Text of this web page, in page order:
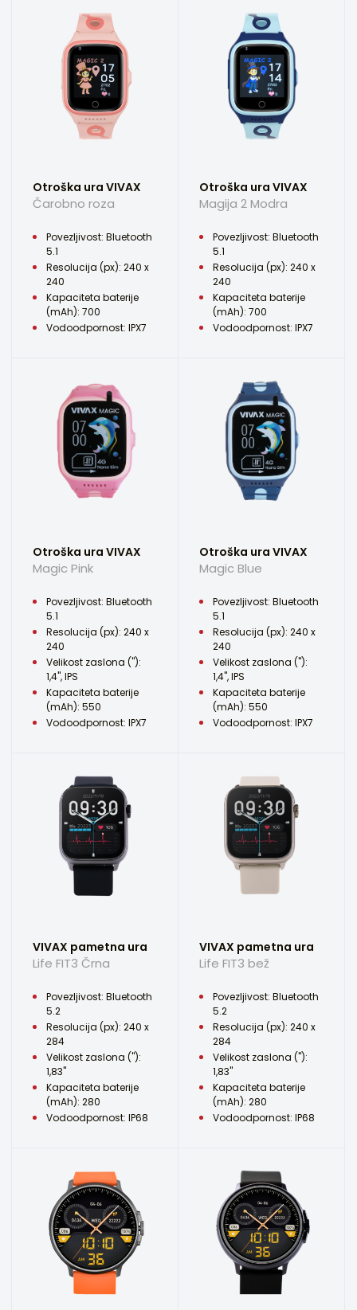
Otroška ura VIVAX
Čarobno roza
Povezljivost: Bluetooth
5.1
Resolucija (px): 240 x
240
Kapaciteta baterije
(mAh): 700
Vodoodpornost: IPX7
Otroška ura VIVAX
Magija 2 Modra
Povezljivost: Bluetooth
5.1
Resolucija (px): 240 x
240
Kapaciteta baterije
(mAh): 700
Vodoodpornost: IPX7
Otroška ura VIVAX
Magic Pink
Povezljivost: Bluetooth
5.1
Resolucija (px): 240 x
240
Velikost zaslona ("):
1,4", IPS
Kapaciteta baterije
(mAh): 550
Vodoodpornost: IPX7
Otroška ura VIVAX
Magic Blue
Povezljivost: Bluetooth
5.1
Resolucija (px): 240 x
240
Velikost zaslona ("):
1,4", IPS
Kapaciteta baterije
(mAh): 550
Vodoodpornost: IPX7
VIVAX pametna ura
Life FIT3 Črna
Povezljivost: Bluetooth
5.2
Resolucija (px): 240 x
284
Velikost zaslona ("):
1,83"
Kapaciteta baterije
(mAh): 280
Vodoodpornost: IP68
VIVAX pametna ura
Life FIT3 bež
Povezljivost: Bluetooth
5.2
Resolucija (px): 240 x
284
Velikost zaslona ("):
1,83"
Kapaciteta baterije
(mAh): 280
Vodoodpornost: IP68